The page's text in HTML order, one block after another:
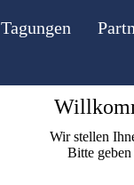
Tagungen
Wir stellen
Bitte